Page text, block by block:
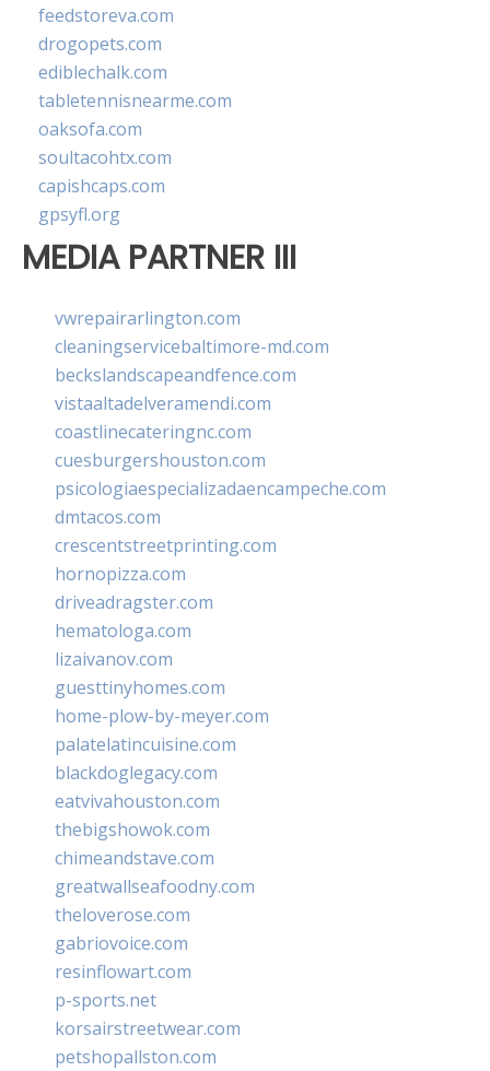
feedstoreva.com
drogopets.com
ediblechalk.com
tabletennisnearme.com
oaksofa.com
soultacohtx.com
capishcaps.com
gpsyfl.org
MEDIA PARTNER III
vwrepairarlington.com
cleaningservicebaltimore-md.com
beckslandscapeandfence.com
vistaaltadelveramendi.com
coastlinecateringnc.com
cuesburgershouston.com
psicologiaespecializadaencampeche.com
dmtacos.com
crescentstreetprinting.com
hornopizza.com
driveadragster.com
hematologa.com
lizaivanov.com
guesttinyhomes.com
home-plow-by-meyer.com
palatelatincuisine.com
blackdoglegacy.com
eatvivahouston.com
thebigshowok.com
chimeandstave.com
greatwallseafoodny.com
theloverose.com
gabriovoice.com
resinflowart.com
p-sports.net
korsairstreetwear.com
petshopallston.com